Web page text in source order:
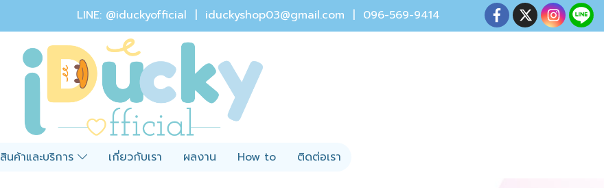
LINE: @iduckyofficial | iduckyshop03@gmail.com | 096-569-9414
สินค้าและบริการ เกี่ยวกับเรา ผลงาน How to ติดต่อเรา